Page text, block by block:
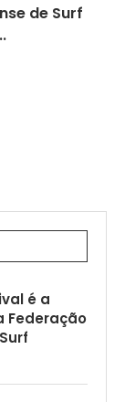
de Surf
é a
Federação